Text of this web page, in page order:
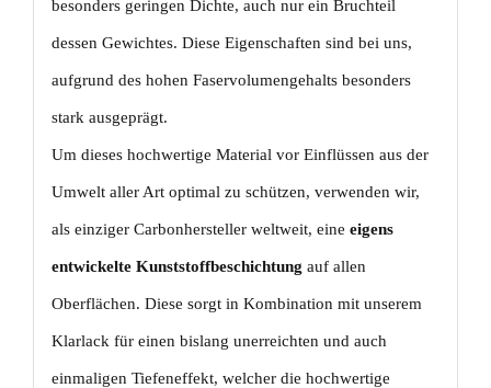
besonders geringen Dichte, auch nur ein Bruchteil
dessen Gewichtes. Diese Eigenschaften sind bei uns,
aufgrund des hohen Faservolumengehalts besonders
stark ausgeprägt.
Um dieses hochwertige Material vor Einflüssen aus der
Umwelt aller Art optimal zu schützen, verwenden wir,
als einziger Carbonhersteller weltweit, eine eigens
entwickelte Kunststoffbeschichtung auf allen
Oberflächen. Diese sorgt in Kombination mit unserem
Klarlack für einen bislang unerreichten und auch
einmaligen Tiefeneffekt, welcher die hochwertige